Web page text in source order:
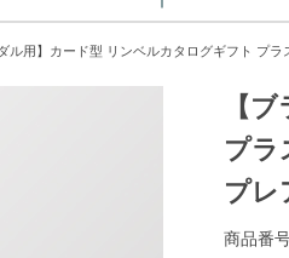
ダル用】カード型 リンベルカタログギフト プ
【
プラ
プレ
商品番